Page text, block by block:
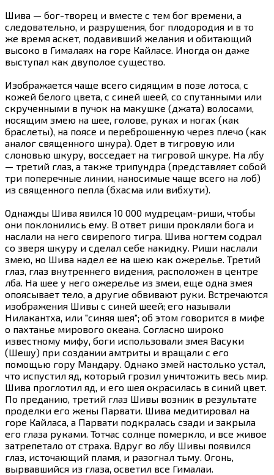
Шива — бог-творец и вместе с тем бог времени, а
следовательно, и разрушения, бог плодородия и в то
же время аскет, подавивший желания и обитающий
высоко в Гималаях на горе Кайласе. Иногда он даже
выступал как двуполое существо.
Изображается чаще всего сидящим в позе лотоса, с
кожей белого цвета, с синей шеей, со спутанными или
скрученными в пучок на макушке (джата) волосами,
носящим змею на шее, голове, руках и ногах (как
браслеты), на поясе и переброшенную через плечо (как
аналог священного шнура). Одет в тигровую или
слоновью шкуру, восседает на тигровой шкуре. На лбу
— третий глаз, а также трипундра (представляет собой
три поперечные линии, наносимые чаще всего на лоб)
из священного пепла (бхасма или вибхути).
Однажды Шива явился 10 000 мудрецам-риши, чтобы
они поклонились ему. В ответ риши прокляли бога и
наслали на него свирепого тигра. Шива ногтем содрал
со зверя шкуру и сделал себе накидку. Риши наслали
змею, но Шива надел ее на шею как ожерелье. Третий
глаз, глаз внутреннего видения, расположен в центре
лба. На шее у него ожерелье из змеи, еще одна змея
опоясывает тело, а другие обвивают руки. Встречаются
изображения Шивы с синей шеей; его называли
Нилакантха, или "синяя шея"; об этом говорится в мифе
о пахтанье мирового океана. Согласно широко
известному мифу, боги использовали змея Васуки
(Шешу) при создании амтриты и вращали с его
помощью гору Мандару. Однако змей настолько устал,
что испустил яд, который грозил уничтожить весь мир.
Шива проглотил яд, и его шея окрасилась в синий цвет.
По преданию, третий глаз Шивы возник в результате
проделки его жены Парвати. Шива медитировал на
горе Кайласа, а Парвати подкралась сзади и закрыла
его глаза руками. Тотчас солнце померкло, и все живое
затрепетало от страха. Вдруг во лбу Шивы появился
глаз, источающий пламя, и разогнал тьму. Огонь,
вырвавшийся из глаза, осветил все Гималаи.